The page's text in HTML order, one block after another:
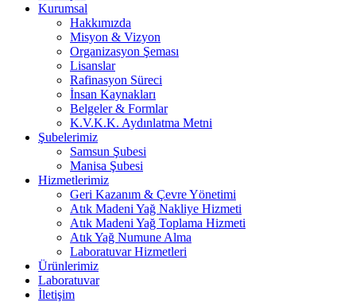
Kurumsal
Hakkımızda
Misyon & Vizyon
Organizasyon Şeması
Lisanslar
Rafinasyon Süreci
İnsan Kaynakları
Belgeler & Formlar
K.V.K.K. Aydınlatma Metni
Şubelerimiz
Samsun Şubesi
Manisa Şubesi
Hizmetlerimiz
Geri Kazanım & Çevre Yönetimi
Atık Madeni Yağ Nakliye Hizmeti
Atık Madeni Yağ Toplama Hizmeti
Atık Yağ Numune Alma
Laboratuvar Hizmetleri
Ürünlerimiz
Laboratuvar
İletişim